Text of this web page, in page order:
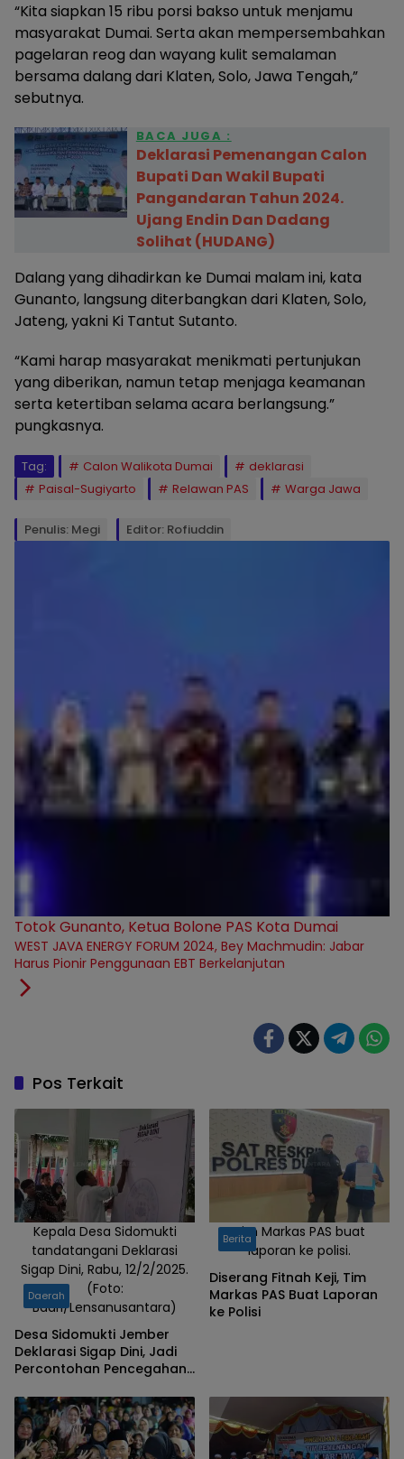
“Kita siapkan 15 ribu porsi bakso untuk menjamu
masyarakat Dumai. Serta akan mempersembahkan
pagelaran reog dan wayang kulit semalaman
bersama dalang dari Klaten, Solo, Jawa Tengah,”
sebutnya.
BACA JUGA :
Deklarasi Pemenangan Calon
Bupati Dan Wakil Bupati
Pangandaran Tahun 2024.
Ujang Endin Dan Dadang
Solihat (HUDANG)
Dalang yang dihadirkan ke Dumai malam ini, kata
Gunanto, langsung diterbangkan dari Klaten, Solo,
Jateng, yakni Ki Tantut Sutanto.
“Kami harap masyarakat menikmati pertunjukan
yang diberikan, namun tetap menjaga keamanan
serta ketertiban selama acara berlangsung.”
pungkasnya.
Tag: Calon Walikota Dumai
deklarasi
Paisal-Sugiyarto
Relawan PAS Warga Jawa
Penulis: Megi Editor: Rofiuddin
Totok Gunanto, Ketua Bolone PAS Kota Dumai
WEST JAVA ENERGY FORUM 2024, Bey Machmudin: Jabar
Harus Pionir Penggunaan EBT Berkelanjutan
Pos Terkait
Kepala Desa Sidomukti
tandatangani Deklarasi
Sigap Dini, Rabu, 12/2/2025.
(Foto:
Badri/Lensanusantara)
Daerah
Desa Sidomukti Jember
Deklarasi Sigap Dini, Jadi
Percontohan Pencegahan
Tim Markas PAS buat
laporan ke polisi.
Berita
Diserang Fitnah Keji, Tim
Markas PAS Buat Laporan
ke Polisi